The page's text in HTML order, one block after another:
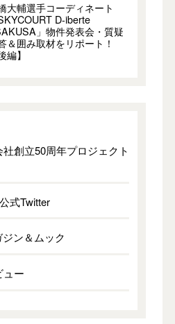
大輔選手コーディネート
SKYCOURT D-iberte
」物件発表会・質疑
＆囲み取材をリポート！
編】
創立50周年プロジェクト
式Twitter
ン＆ムック
ュー